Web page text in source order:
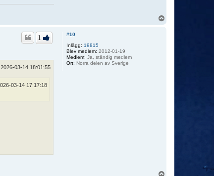
#10
Inlägg: 19815
Blev medlem: 2012-01-19
Medlem: Ja, ständig medlem
Ort: Norra delen av Sverige
1
2026-03-14 18:01:55
03-14 17:17:18